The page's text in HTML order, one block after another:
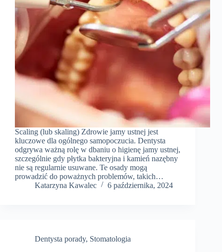
Scaling (lub skaling) Zdrowie jamy ustnej jest
kluczowe dla ogólnego samopoczucia. Dentysta
odgrywa ważną rolę w dbaniu o higienę jamy ustnej,
szczególnie gdy płytka bakteryjna i kamień nazębny
nie są regularnie usuwane. Te osady mogą
prowadzić do poważnych problemów, takich…
Katarzyna Kawalec
6 października, 2024
Dentysta porady, Stomatologia